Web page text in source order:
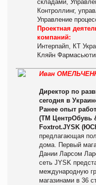
складами,
Контроллинг,
Управление
Проектная
компаний:
Интерпайп, КТ
Кляйн
Иван
Директор по
сегодня в
Ранее опыт
(TM ЦентрОбувь
Foxtrot.JYSK
предлагающая
дома. Первый
Дании Ларсом
сеть JYSK
международную
магазинами в 36